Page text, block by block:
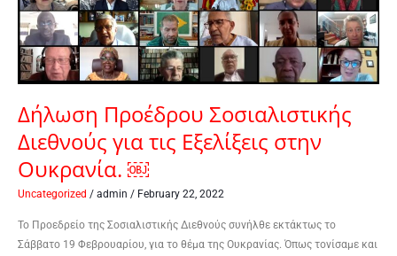
Δήλωση Προέδρου Σοσιαλιστικής
Διεθνούς για τις Εξελίξεις στην
Ουκρανία. ￼
Uncategorized / admin / February 22, 2022
Το Προεδρείο της Σοσιαλιστικής Διεθνούς συνήλθε εκτάκτως το
Σάββατο 19 Φεβρουαρίου, για το θέμα της Ουκρανίας. Όπως τονίσαμε και
τις
Εξελίξεις
στην
Ουκρανία. ￼